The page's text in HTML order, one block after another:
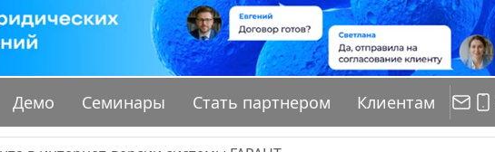
Демо Семинары Стать партнером Клиентам